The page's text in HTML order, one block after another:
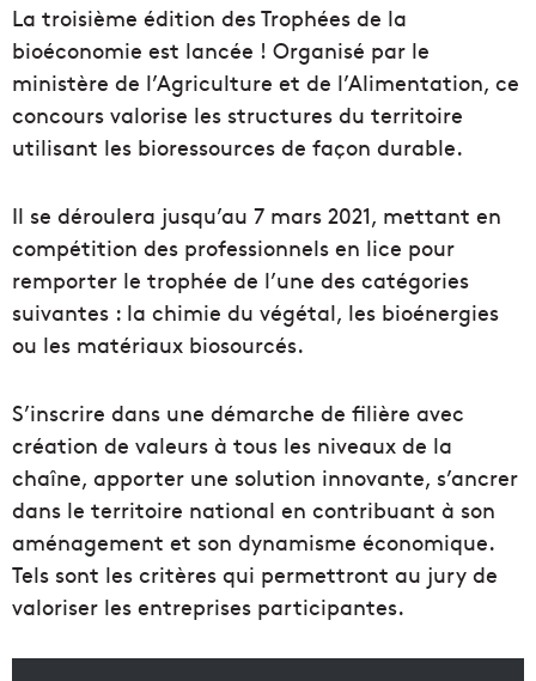
La troisième édition des Trophées de la
bioéconomie est lancée ! Organisé par le
ministère de l’Agriculture et de l’Alimentation, ce
concours valorise les structures du territoire
utilisant les bioressources de façon durable.
Il se déroulera jusqu’au 7 mars 2021, mettant en
compétition des professionnels en lice pour
remporter le trophée de l’une des catégories
suivantes : la chimie du végétal, les bioénergies
ou les matériaux biosourcés.
S’inscrire dans une démarche de filière avec
création de valeurs à tous les niveaux de la
chaîne, apporter une solution innovante, s’ancrer
dans le territoire national en contribuant à son
aménagement et son dynamisme économique.
Tels sont les critères qui permettront au jury de
valoriser les entreprises participantes.